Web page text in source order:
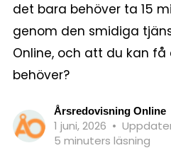
det bara behöver ta 15
genom den smidiga
Online, och att du kan få
behöver?
Årsredovisning Online
1 juni, 2026 •
5 minuters läsning